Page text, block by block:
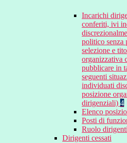
Incarichi
conferiti, ivi
politico senza
selezione e
organizzativa
pubblicare in
seguenti
individuati
posizione
dirigenziali) 4
Elenco
Posti di
Ruolo dirigenti
Dirigenti cessati